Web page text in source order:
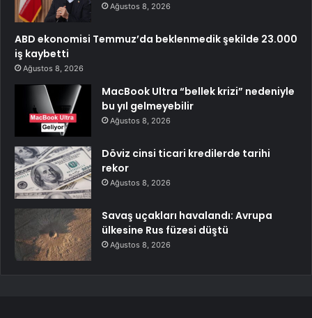
Ağustos 8, 2026
ABD ekonomisi Temmuz’da beklenmedik şekilde 23.000
iş kaybetti
Ağustos 8, 2026
MacBook Ultra “bellek krizi” nedeniyle
bu yıl gelmeyebilir
Ağustos 8, 2026
Döviz cinsi ticari kredilerde tarihi
rekor
Ağustos 8, 2026
Savaş uçakları havalandı: Avrupa
ülkesine Rus füzesi düştü
Ağustos 8, 2026